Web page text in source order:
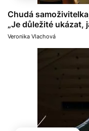
Chudá
„Je důležité ukázat,
Veronika Vlachová